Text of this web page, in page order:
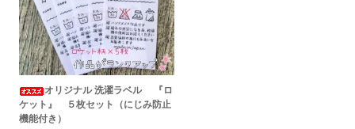
オリジナル 洗濯ラベル 『ロ
ケット』 ５枚セット（にじみ防止
機能付き）